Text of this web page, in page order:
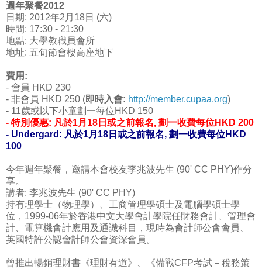
週年聚餐2012
日期: 2012年2月18日 (六)
時間: 17:30 - 21:30
地點: 大學教職員會所
地址: 五旬節會樓高座地下
費用:
- 會員 HKD 230
- 非會員 HKD 250 (即時入會: http://member.cupaa.org)
- 11歲或以下小童劃一每位HKD 150
- 特別優惠: 凡於1月18日或之前報名, 劃一收費每位HKD 200
- Undergard: 凡於1月18日或之前報名, 劃一收費每位HKD
100
今年週年聚餐，邀請本會校友李兆波先生 (90' CC PHY)作分
享。
講者: 李兆波先生 (90' CC PHY)
持有理學士（物理學）、工商管理學碩士及電腦學碩士學
位 ，1999-06年於香港中文大學會計學院任財務會計、 管理會
計、電算機會計應用及通識科目，現時為會計師公會會員、
英國特許公認會計師公會資深會員。
曾推出暢銷理財書《理財有道》、《備戰CFP考試－稅務策